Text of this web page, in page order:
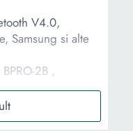
V4.0,
Samsung si alte
2B ,
fm masina,
MicroSD,